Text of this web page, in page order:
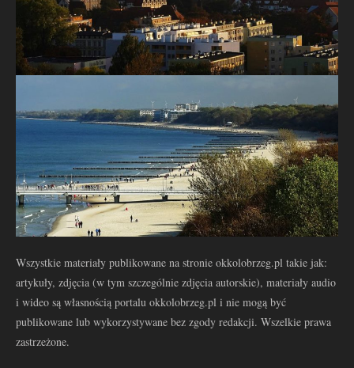
Wszystkie materiały publikowane na stronie okkolobrzeg.pl takie jak:
artykuły, zdjęcia (w tym szczególnie zdjęcia autorskie), materiały audio
i wideo są własnością portalu okkolobrzeg.pl i nie mogą być
publikowane lub wykorzystywane bez zgody redakcji. Wszelkie prawa
zastrzeżone.